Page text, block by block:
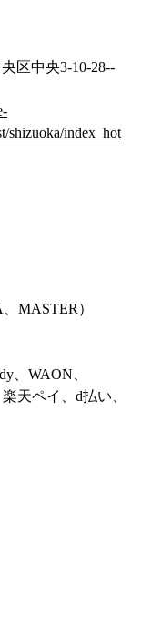
区中央3-10-28--
shizuoka/index_hot
MASTER ）
、WAON、
天ペイ、d払い、